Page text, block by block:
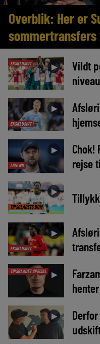
Overblik: Her er
sommertransfers
EKSKLUSIVT ►
Vildt
EKSKLUSIVT
►
LIGE NU
►
rejse
TIPSBLADETS DOM
►
EKSKLUSIVT
►
TIPSBLADET SPECIAL ►
►